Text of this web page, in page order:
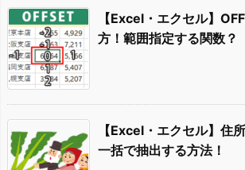
【Excel・エクセル】
方！範囲指定する関数？
【Excel・エクセル】住
一括で抽出する方法！